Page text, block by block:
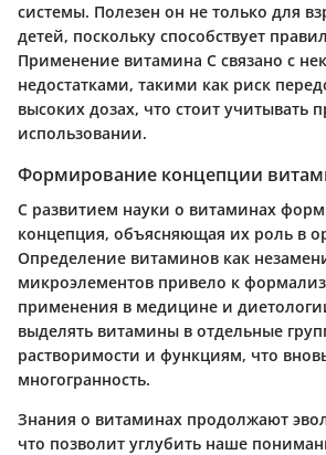
системы. Полезен он не только для
детей, поскольку способствует
Применение витамина С связано с
недостатками, такими как риск
высоких дозах, что стоит учитывать
использовании.
Формирование концепции
С развитием науки о витаминах
концепция, объясняющая их роль в
Определение витаминов как
микроэлементов привело к
применения в медицине и
выделять витамины в отдельные
растворимости и функциям, что
многогранность.
Знания о витаминах продолжают
что позволит углубить наше